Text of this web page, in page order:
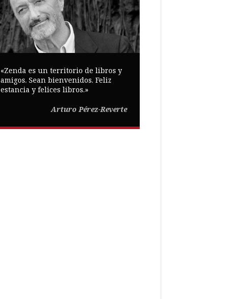
«Zenda es un territorio de libros y
amigos. Sean bienvenidos. Feliz
estancia y felices libros.»
Arturo Pérez-Reverte